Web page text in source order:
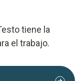
tiene la
el trabajo.